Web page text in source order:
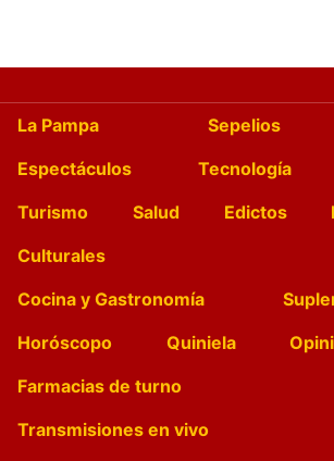
La Pampa Sepelios
Espectáculos
Tecnología
Turismo
Salud Edictos
Culturales
Cocina y Gastronomía
Horóscopo
Quiniela
Farmacias de turno
Transmisiones en vivo